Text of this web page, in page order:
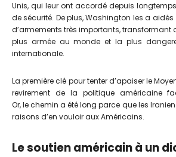
Unis, qui leur ont accordé depuis
de sécurité. De plus, Washington les a
d’armements très importants, transformant
plus armée au monde et la plus
internationale.
La première clé pour tenter d’apaiser le
revirement de la politique américaine
Or, le chemin a été long parce que les
raisons d’en vouloir aux Américains.
Le soutien américain à un